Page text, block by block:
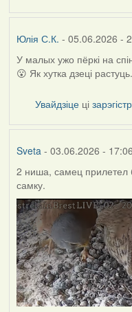
Юлія С.К. - 05.06.2026 -
У малых ужо пёркі на
😮 Як хутка дзеці растуць.
Увайдзіце ці
Sveta- 03.06.2026 - 17:06
2 ниша, самец прилетел
самку.